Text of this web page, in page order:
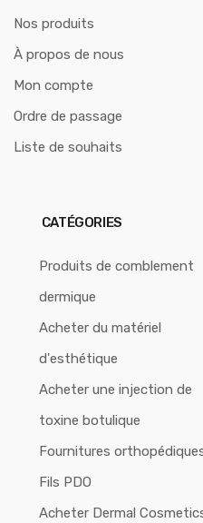
Nos produits
À propos de nous
Mon compte
Ordre de passage
Liste de souhaits
CATÉGORIES
Produits de comblement
dermique
Acheter du matériel
d'esthétique
Acheter une injection de
toxine botulique
Fournitures
Fils PDO
Acheter Dermal